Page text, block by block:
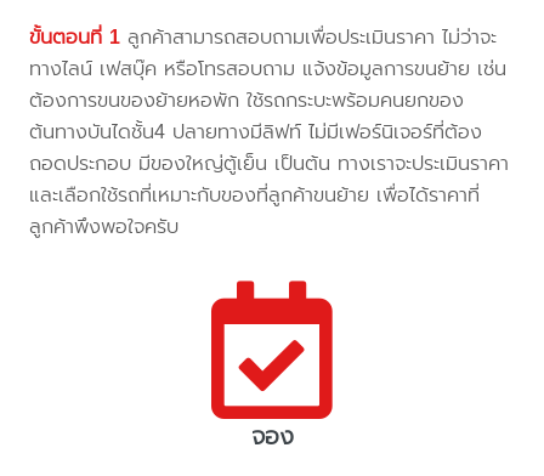
ขั้นตอนที่ 1 ลูกค้าสามารถสอบถามเพื่อประเมินราคา ไม่ว่าจะ
ทางไลน์ เฟสบุ๊ค หรือโทรสอบถาม แจ้งข้อมูลการขนย้าย เช่น
ต้องการขนของย้ายหอพัก ใช้รถกระบะพร้อมคนยกของ
ต้นทางบันไดชั้น4 ปลายทางมีลิฟท์ ไม่มีเฟอร์นิเจอร์ที่ต้อง
ถอดประกอบ มีของใหญ่ตู้เย็น เป็นต้น ทางเราจะประเมินราคา
และเลือกใช้รถที่เหมาะกับของที่ลูกค้าขนย้าย เพื่อได้ราคาที่
ลูกค้าพึงพอใจครับ
จอง